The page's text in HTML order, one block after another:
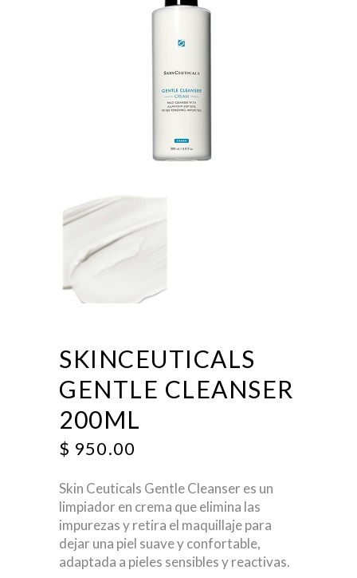
SKINCEUTICALS
GENTLE CLEANSER
200ML
$ 950.00
Skin Ceuticals Gentle Cleanser es un
limpiador en crema que elimina las
impurezas y retira el maquillaje para
dejar una piel suave y confortable,
adaptada a pieles sensibles y reactivas.